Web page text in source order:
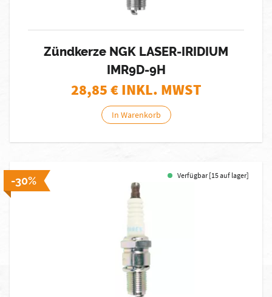
Zündkerze NGK LASER-IRIDIUM
IMR9D-9H
28,85€ INKL. MWST
In Warenkorb
-30% Verfügbar [15 auf lager]